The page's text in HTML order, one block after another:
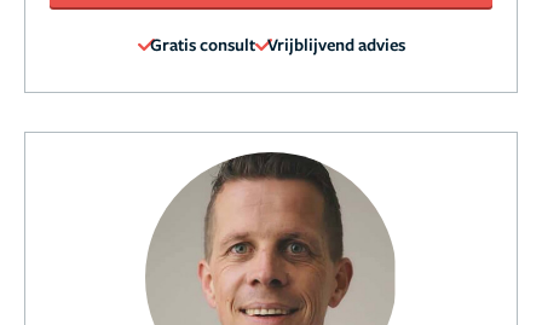
Gratis consult Vrijblijvend advies